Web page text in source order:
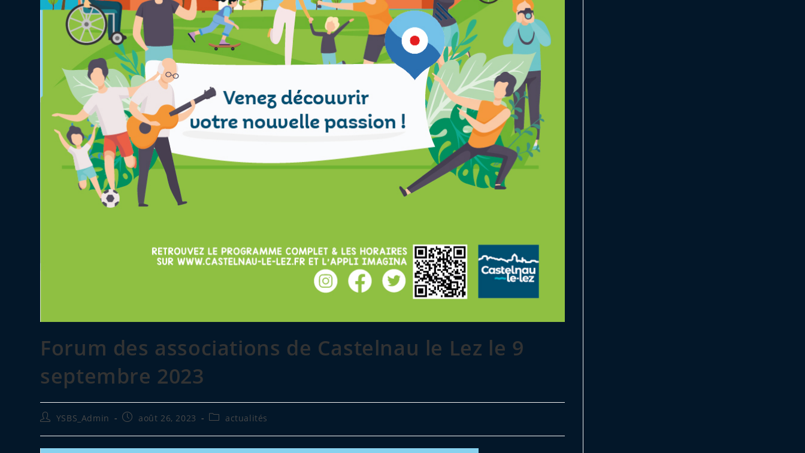
Forum des associations de Castelnau le Lez le 9
septembre 2023
Auteur/autrice
la
YSBS_Admin
Publication
août 26, 2023
Postactualités